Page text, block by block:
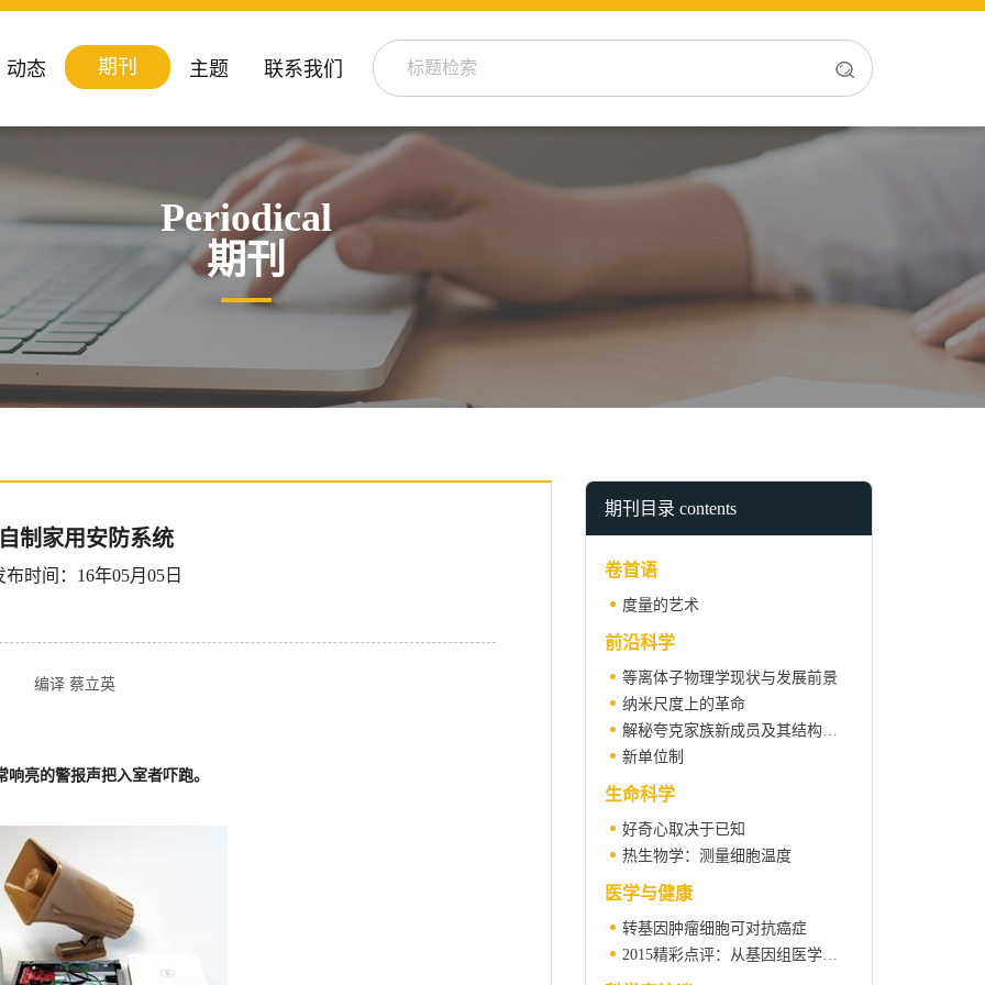
动态 期刊 主题 联系我们
Periodical
期刊
制家用安防系统
布时间：16年05月05日
编译 蔡立英
响亮的警报声把入室者吓跑。
期刊目录 contents
卷首语
度量的艺术
前沿科学
等离体子物理学现状与发展前景
纳米尺度上的革命
解秘夸克家族新成员及其结构组合
新单位制
生命科学
好奇心取决于已知
热生物学：测量细胞温度
医学与健康
转基因肿瘤细胞可对抗癌症
2015精彩点评：从基因组医学到精准医学